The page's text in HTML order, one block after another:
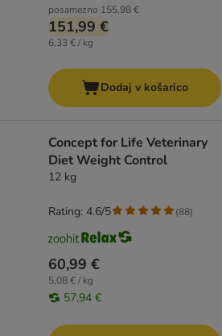
posamezno 155,98 €
151,99 €
6,33 € / kg
Dodaj v košarico
Concept for Life Veterinary
Diet Weight Control
12 kg
60,99 €
5,08 € / kg
57,94 €
Rating: 4.6/5 (88)